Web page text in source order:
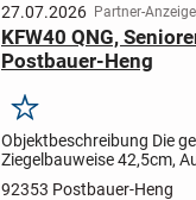
27.07.2026 Partner-Anzeige
KFW40 QNG,
Postbauer-Heng
Merken
Objektbeschreibung Die
Ziegelbauweise 42,5cm,
Atmungsfähigkeit der
92353 Postbauer-Heng